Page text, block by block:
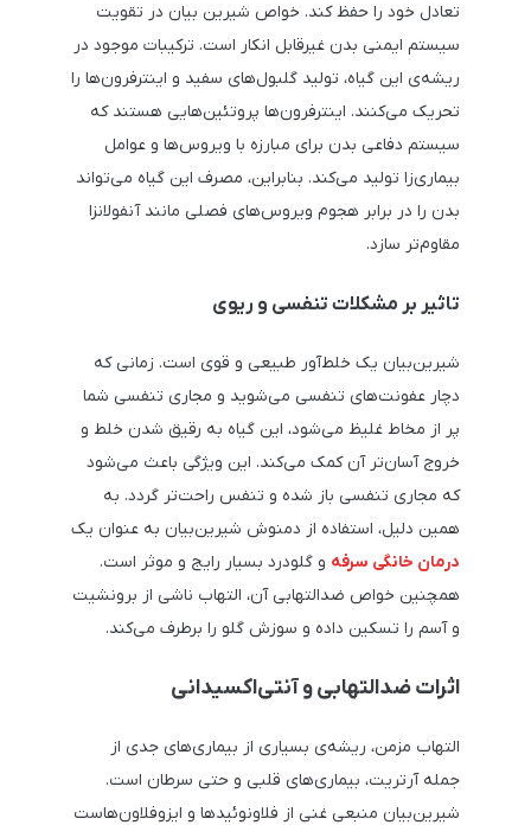
تعادل خود را حفظ کند. خواص شیرین بیان در تقویت
سیستم ایمنی بدن غیرقابل انکار است. ترکیبات موجود در
ریشه‌ی این گیاه، تولید گلبول‌های سفید و اینترفرون‌ها را
تحریک می‌کنند. اینترفرون‌ها پروتئین‌هایی هستند که
سیستم دفاعی بدن برای مبارزه با ویروس‌ها و عوامل
بیماری‌زا تولید می‌کند. بنابراین، مصرف این گیاه می‌تواند
بدن را در برابر هجوم ویروس‌های فصلی مانند آنفولانزا
مقاوم‌تر سازد.
تاثیر بر مشکلات تنفسی و ریوی
شیرین‌بیان یک خلط‌آور طبیعی و قوی است. زمانی که
دچار عفونت‌های تنفسی می‌شوید و مجاری تنفسی شما
پر از مخاط غلیظ می‌شود، این گیاه به رقیق شدن خلط و
خروج آسان‌تر آن کمک می‌کند. این ویژگی باعث می‌شود
که مجاری تنفسی باز شده و تنفس راحت‌تر گردد. به
همین دلیل، استفاده از دمنوش شیرین‌بیان به عنوان یک
درمان خانگی سرفه و گلودرد بسیار رایج و موثر است.
همچنین خواص ضدالتهابی آن، التهاب ناشی از برونشیت
و آسم را تسکین داده و سوزش گلو را برطرف می‌کند.
اثرات ضدالتهابی و آنتی‌اکسیدانی
التهاب مزمن، ریشه‌ی بسیاری از بیماری‌های جدی از
جمله آرتریت، بیماری‌های قلبی و حتی سرطان است.
شیرین‌بیان منبعی غنی از فلاونوئیدها و ایزوفلاون‌هاست